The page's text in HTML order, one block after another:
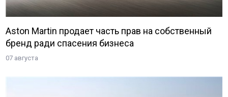
Aston Martin продает часть прав на собственный
бренд ради спасения бизнеса
07 августа